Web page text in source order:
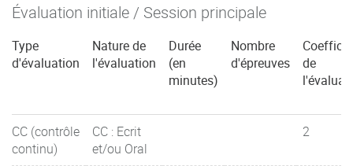
Évaluation initiale / Session principale
Type
d'évaluation
Nature de
l'évaluation
Durée
(en
minutes)
Nombre
d'épreuves
de
CC (contrôle
continu)
CC : Ecrit
et/ou Oral
2